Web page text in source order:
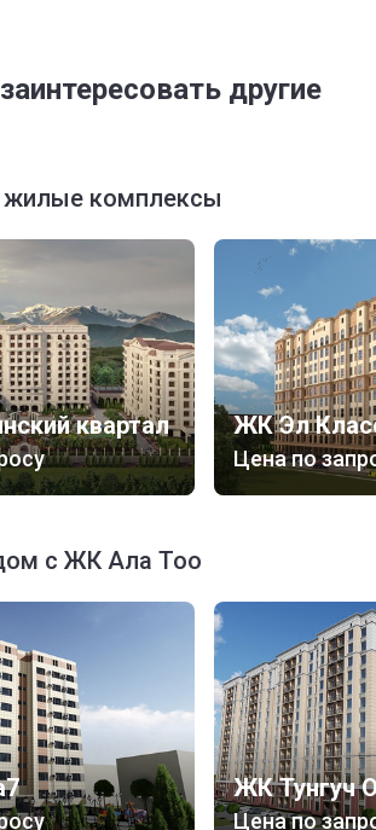
автобусные остановки. Отсюда вы
отсутствии автомобиля не
труда.
расположено множество
с семьей или друзьями в
кафе и рестораны. При этом
что немаловажно для спокойной
Тоо» представляет собой
зданий с одним
строения выполнены в
с преобладанием сдержанных
целом комплекс выглядит очень
расположено множество
другие
комплексы
квартал ЖК Эл
Цена по
с ЖК Ала Тоо
ЖК Тунгуч
Цена по